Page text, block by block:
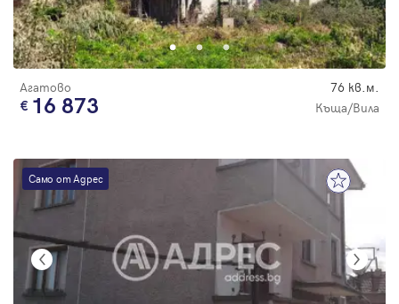
Агатово 76 кв.м.
16 873 Къща/Вила
Само от Адрес